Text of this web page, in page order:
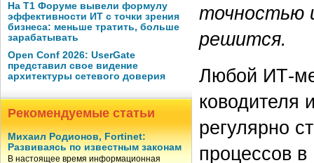
На Т1 Форуме вывели формулу
эффективности ИТ с точки зрения
бизнеса: меньше тратить, больше
зарабатывать
Open Conf 2026: UserGate
представил свое видение
архитектуры сетевого доверия
Рекомендуемые статьи
Михаил Родионов, Fortinet:
Развиваясь по известным законам
В настоящее время информационная
точностью
решится.
Любой ИТ-
ководителя
регулярно
процессов